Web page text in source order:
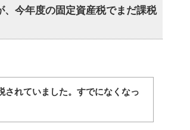
、今年度の固定資産税でまだ課税
されていました。すでになくなっ